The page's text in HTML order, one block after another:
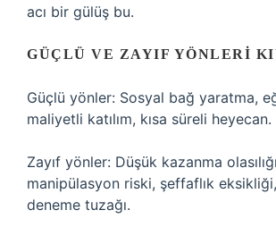
acı bir gülüş bu.
GÜÇLÜ VE ZAYIF YÖNLERI
Güçlü yönler: Sosyal bağ yaratma,
maliyetli katılım, kısa süreli heyecan.
Zayıf yönler: Düşük kazanma
manipülasyon riski, şeffaflık
deneme tuzağı.